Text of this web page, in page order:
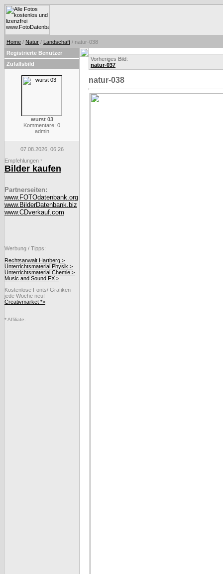
Home / Natur / Landschaft / natur-038
Registrierte Benutzer
Zufallsbild
wurst 03
Kommentare: 0
admin
07.08.2026, 06:26
Empfehlungen *
Bilder kaufen
Partnerseiten:
www.FOTOdatenbank.org
www.BilderDatenbank.biz
www.CDverkauf.com
Werbung / Tipps:
Rechtsanwalt Hartberg >
Unterrichtsmaterial Physik >
Unterrichtsmaterial Chemie >
Music and Sound FX >
Kostenlose Fonts/ Grafiken
jede Woche neu!
Creativmarket *>
* Affiliate.
Vorheriges Bild:
natur-037
natur-038